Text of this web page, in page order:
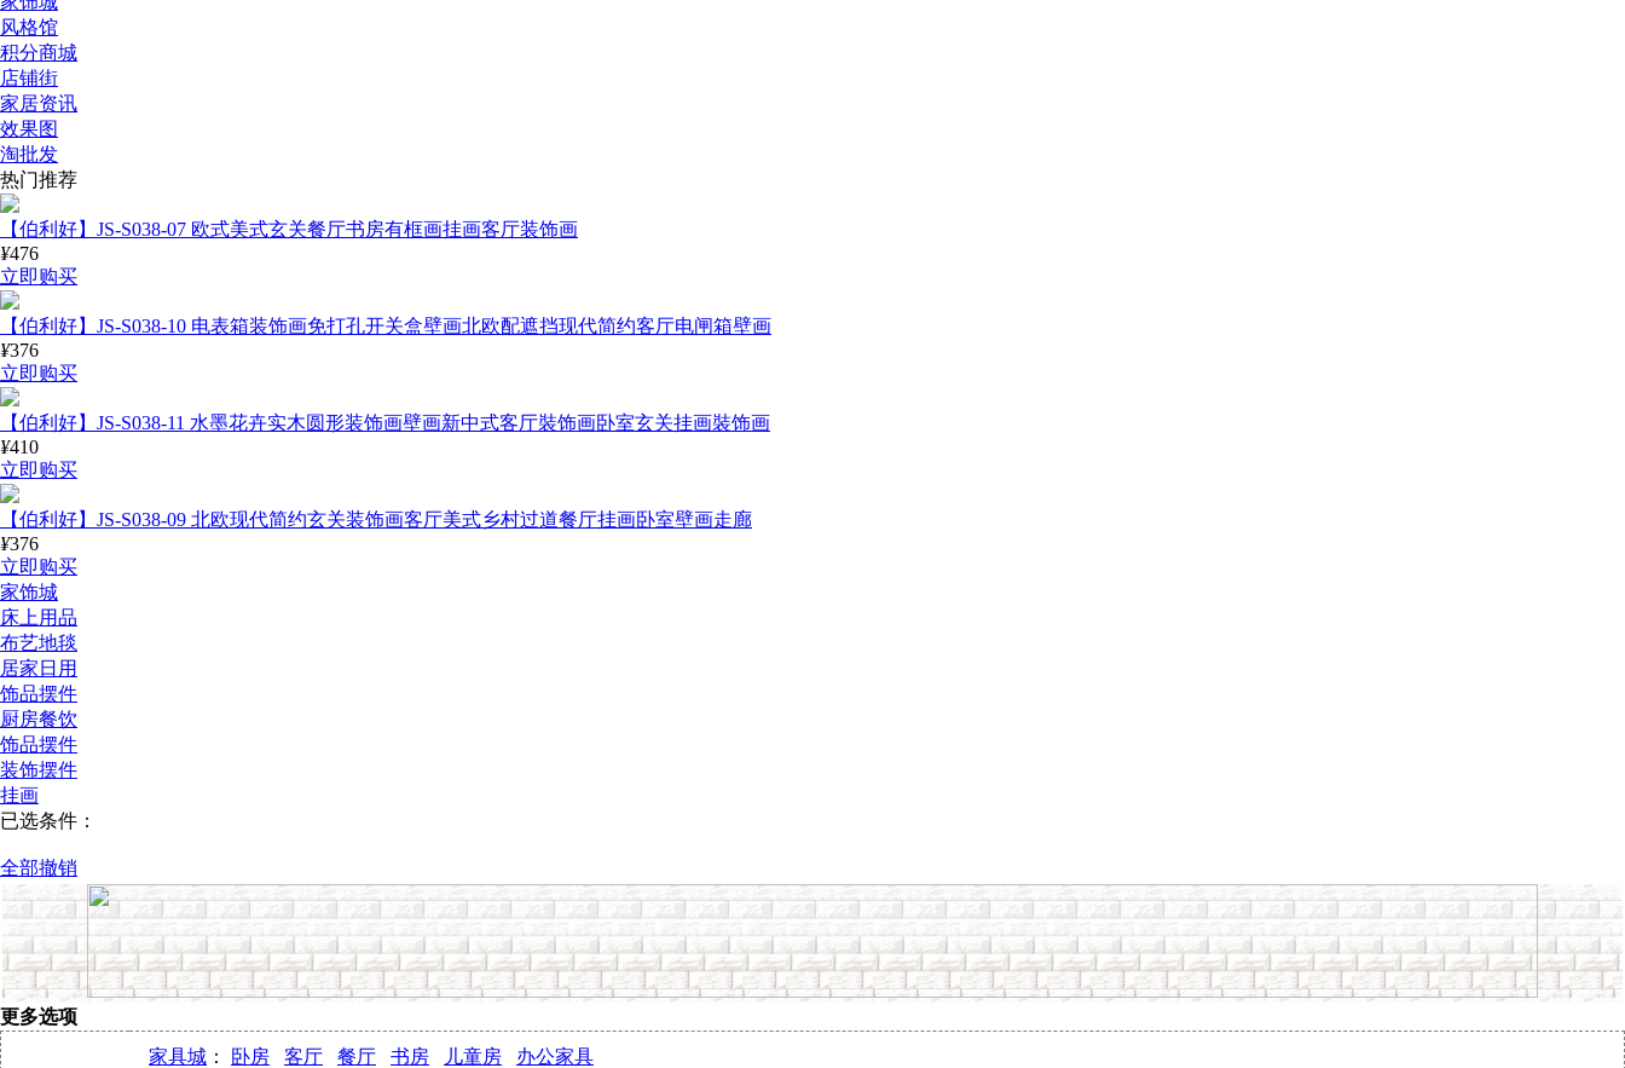
风格馆
积分商城
店铺街
家居资讯
效果图
淘批发
热门推荐
【伯利好】JS-S038-07 欧式美式玄关餐厅书房有框画挂画客厅装饰画
¥476
立即购买
【伯利好】JS-S038-10 电表箱装饰画免打孔开关盒壁画北欧配遮挡现代简约客厅电闸箱壁画
¥376
立即购买
【伯利好】JS-S038-11 水墨花卉实木圆形装饰画壁画新中式客厅裝饰画卧室玄关挂画裝饰画
¥410
立即购买
【伯利好】JS-S038-09 北欧现代简约玄关装饰画客厅美式乡村过道餐厅挂画卧室壁画走廊
¥376
立即购买
家饰城
床上用品
布艺地毯
居家日用
饰品摆件
厨房餐饮
饰品摆件
装饰摆件
挂画
已选条件：
全部撤销
更多选项
家具城 ： 卧房 客厅 餐厅 书房 儿童房 办公家具